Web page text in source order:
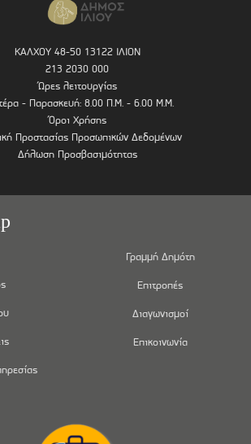
ΚΑΛΧΟΥ 48-50 13122 ΙΛΙΟΝ
213 2030 000
Ώρες λειτουργίας
- Παρασκευή: 8.00 Π.Μ. - 6.00 Μ.Μ.
Όροι Χρήσης
Προστασίας Προσωπικών Δεδομένων
Δήλωση Προσβασιμότητας
Γραμμή Δημότη
Επιτροπές
Διαγωνισμοί
Επικοινωνία